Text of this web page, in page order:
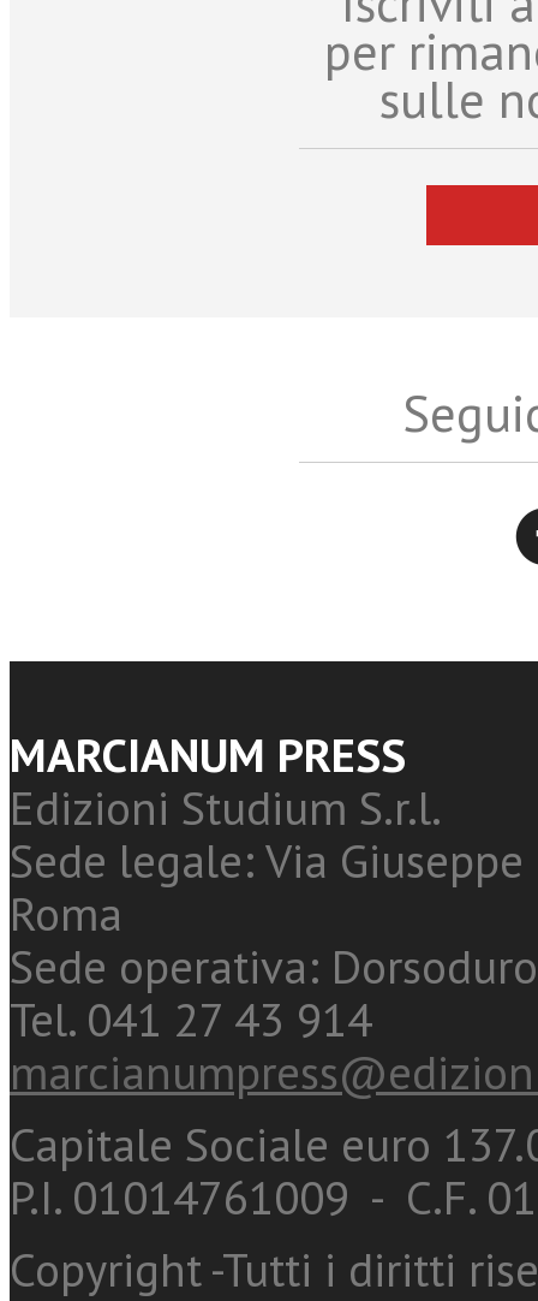
per
sulle
MARCIANUM PRESS
Edizioni Studium S.r.l.
Sede legale: Via
Roma
Sede operativa:
Tel. 041 27 43 914
Capitale Sociale euro
P.I. 01014761009 - C.F.
Copyright -Tutti i diritti